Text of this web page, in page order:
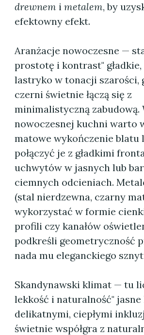
drewnem i metalem, by
efektowny efekt.
Aranżacje nowoczesne —
prostotę i kontrast" gładkie,
lastryko w tonacji szarości,
czerni świetnie łączą się z
minimalistyczną zabudową.
nowoczesnej kuchni warto
matowe wykończenie blatu
połączyć je z gładkimi
uchwytów w jasnych lub
ciemnych odcieniach.
(stal nierdzewna, czarny
wykorzystać w formie
profili czy kanałów
podkreśli geometryczność
nada mu eleganckiego
Skandynawski klimat — tu
lekkość i naturalność"
delikatnymi, ciepłymi
świetnie współgra z